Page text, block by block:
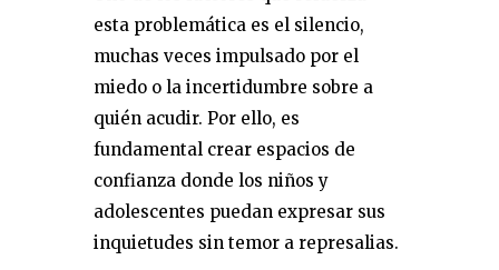
esta problemática es el silencio,
muchas veces impulsado por el
miedo o la incertidumbre sobre a
quién acudir. Por ello, es
fundamental crear espacios de
confianza donde los niños y
adolescentes puedan expresar sus
inquietudes sin temor a represalias.